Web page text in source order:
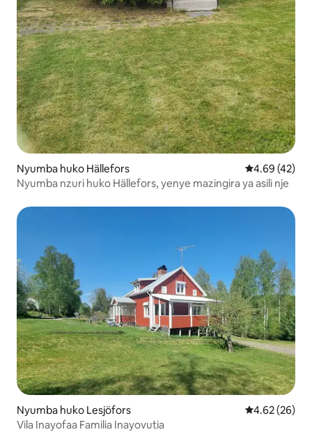
Nyumba huko Hällefors Ukadiriaji wa
4.69 (42)
Nyumba nzuri huko Hällefors, yenye mazingira ya asili nje
Nyumba huko Lesjöfors Ukadiriaji wa
4.62 (26)
Vila Inayofaa Familia Inayovutia